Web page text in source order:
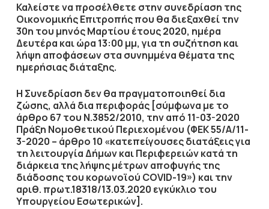
Καλείστε να προσέλθετε στην συνεδρίαση της
Οικονομικής Επιτροπής που θα διεξαχθεί την
30η του μηνόςΜαρτίου έτους2020, ημέρα
Δευτέρα και ώρα 13:00 μμ, για τη συζήτηση και
λήψη αποφάσεων στα συνημμένα θέματα της
ημερήσιας διάταξης.
H Συνεδρίαση δεν θα πραγματοποιηθεί δια
ζώσης, αλλά δια περιφοράς [σύμφωνα με το
άρθρο 67 του Ν.3852/2010, την από 11-03-2020
Πράξη Νομοθετικού Περιεχομένου (ΦΕΚ 55/Α/11-
3-2020 – άρθρο 10 «κατεπείγουσες διατάξεις για
τη λειτουργία Δήμων και Περιφερειών κατά τη
διάρκεια της λήψης μέτρων αποφυγής της
διάδοσης του κορωνοϊού COVID-19») και την
αριθ. πρωτ.18318/13.03.2020 εγκύκλιο του
Υπουργείου Εσωτερικών].